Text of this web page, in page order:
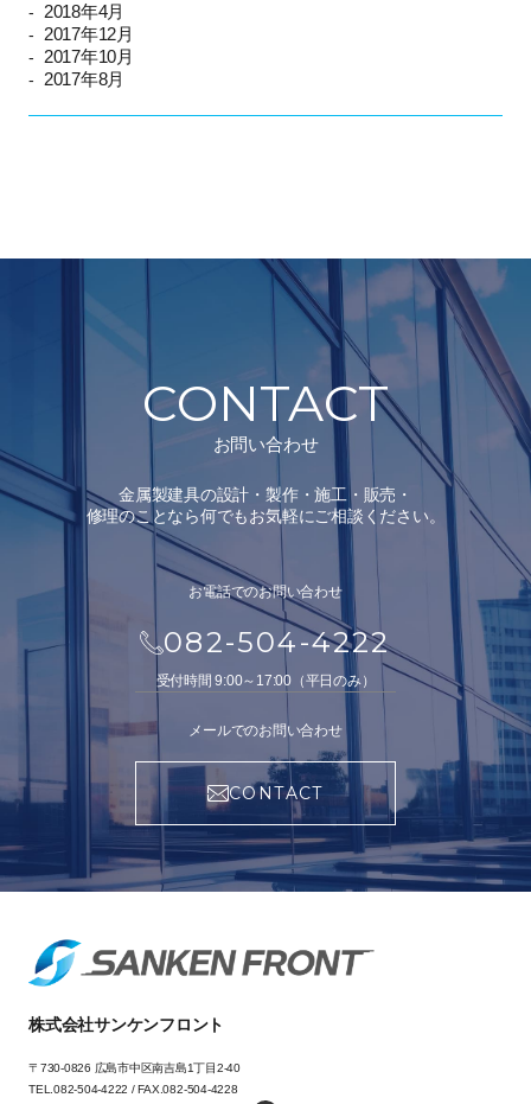
2018年4月
2017年12月
2017年10月
2017年8月
CONTACT
お問い合わせ
金属製建具の設計・製作・施工・販売・
修理のことなら何でもお気軽にご相談ください。
お電話でのお問い合わせ
082-504-4222
受付時間 9:00～17:00（平日のみ）
メールでのお問い合わせ
CONTACT
株式会社サンケンフロント
〒730-0826 広島市中区南吉島1丁目2-40
TEL.082-504-4222 / FAX.082-504-4228